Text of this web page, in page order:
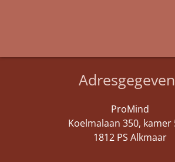
ProMind
Koelmalaan 350, kamer
1812 PS Alkmaar